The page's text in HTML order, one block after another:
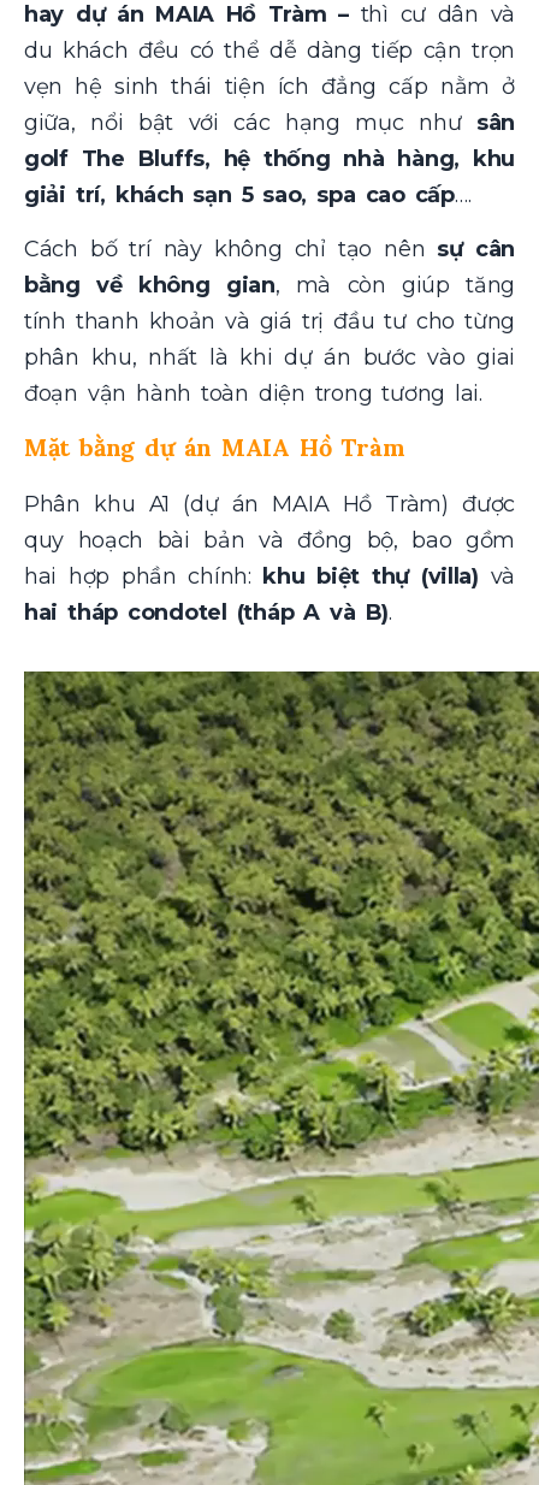
hay dự án MAIA Hồ Tràm – thì cư dân và
du khách đều có thể dễ dàng tiếp cận trọn
vẹn hệ sinh thái tiện ích đẳng cấp nằm ở
giữa, nổi bật với các hạng mục như sân
golf The Bluffs, hệ thống nhà hàng, khu
giải trí, khách sạn 5 sao, spa cao cấp….
Cách bố trí này không chỉ tạo nên sự cân
bằng về không gian, mà còn giúp tăng
tính thanh khoản và giá trị đầu tư cho từng
phân khu, nhất là khi dự án bước vào giai
đoạn vận hành toàn diện trong tương lai.
Mặt bằng dự án MAIA Hồ Tràm
Phân khu A1 (dự án MAIA Hồ Tràm) được
quy hoạch bài bản và đồng bộ, bao gồm
hai hợp phần chính: khu biệt thự (villa) và
hai tháp condotel (tháp A và B).